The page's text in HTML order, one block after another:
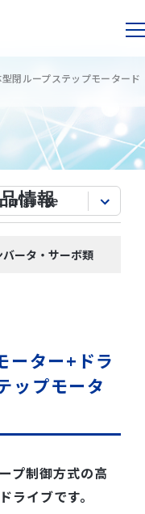
閉ループステップモータード
情報
ータ・サーボ類
ーター+ドラ
ップモータ
プ制御方式の高
ライブです。